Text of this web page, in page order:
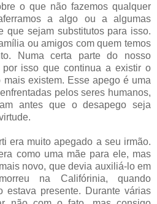
o que não fazemos qualquer
a algo ou a algumas
que sejam substitutos para isso.
ou amigos com quem temos
Numa certa parte do nosso
isso que continua a existir o
mais existem. Esse apego é uma
pelos seres humanos,
antes que o desapego seja
era muito apegado a seu irmão.
como uma mãe para ele, mas
novo, que devia auxiliá-lo em
na Califórinia, quando
estava presente. Durante várias